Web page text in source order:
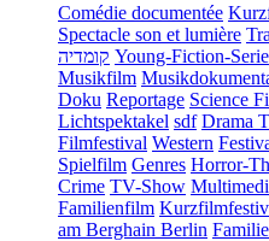
Comédie documentée
Spectacle son et lumière
קומדיה Young-Fiction-Serie
Musikfilm
Doku Reportage Science
Lichtspektakel sdf Drama
Filmfestival Western
Spielfilm Genres Horror-
Crime TV-Show
Familienfilm
am Berghain Berlin